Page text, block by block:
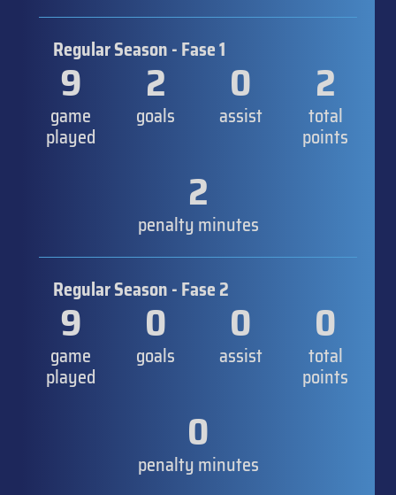
Regular Season - Fase 1
9
game
played
2
goals
0
assist
2
total
points
2
penalty minutes
Regular Season - Fase 2
9
game
played
0
goals
0
assist
0
total
points
0
penalty minutes